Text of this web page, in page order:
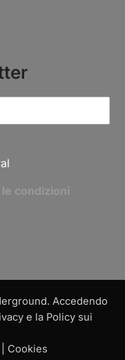
condizioni
Accedendo
e la Policy sui
Cookies